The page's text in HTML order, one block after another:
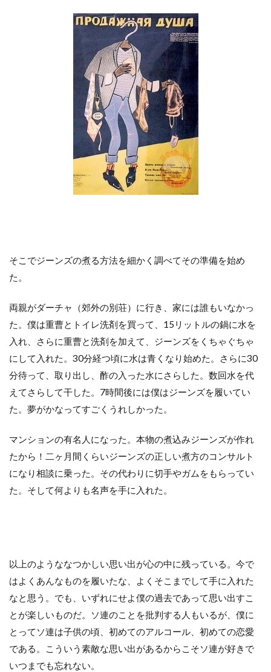
そこでジーンズの煮る方法を細かく調べてその準備を始め
た。
両親がダーチャ（郊外の別荘）に行き、家には誰もいなかっ
た。僕は重曹とトイレ洗剤を買って、15リットルの鍋に水を
入れ、さらに重曹と洗剤を加えて、ジーンズをくちゃぐちゃ
にして入れた。30分経つ頃に水は青くなり始めた。さらに30
分待って、取り出し、酢の入った水にさらした。数回水を代
えてさらして干した。7時間後には僕はジーンズを履いてい
た。夢がかなってすごくうれしかった。
マンションの有名人になった。本物の煮込みジーンズが作れ
たから！二ヶ月間くらいジーンズの正しい煮方のコンサルト
になり相談に乗った。その代わりに切手やガムをもらってい
た。そして何よりも名声を手に入れた。
以上のようななつかしい思い出が心の中に残っている。今で
はよくあんなものを履いたな、よくそこまでして手に入れた
なと思う。でも、いずれにせよ僕の過去であって思い出すこ
とが楽しいものだ。ソ連のことを批判する人もいるが、僕に
とってソ連は子供の頃、初めてのアルコール、初めての恋愛
である。こういう素敵な思い出があるからこそソ連が好きで
いつまでも忘れない。